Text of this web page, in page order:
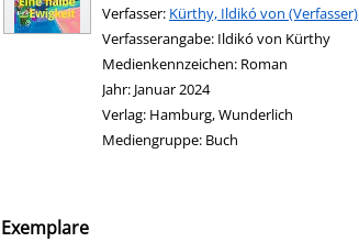
Verfasser: Suche nach diesem Verfasser
Kürthy, Ildikó von (Verfasser)
Verfasserangabe: Ildikó von Kürthy
Medienkennzeichen: Roman
Jahr: Januar 2024
Verlag: Hamburg, Wunderlich
Mediengruppe: Buch
Exemplare